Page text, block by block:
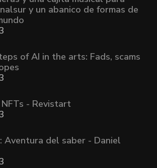
y un abanico de formas de
of AI in the arts: Fads, scams
- Revistart
Aventura del saber - Daniel